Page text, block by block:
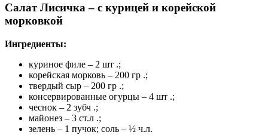
Салат Лисичка – с курицей и корейской
морковкой
Ингредиенты:
куриное филе – 2 шт .;
корейская морковь – 200 гр .;
твердый сыр – 200 гр .;
консервированные огурцы – 4 шт .;
чеснок – 2 зубч .;
майонез – 3 ст.л .;
зелень – 1 пучок; соль – ½ ч.л.